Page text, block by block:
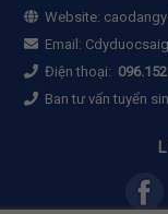
Website:
Email:
Điện thoại:
Ban tư vấn tuyển